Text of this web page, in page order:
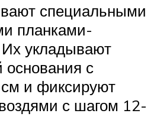
специальными
планками-
укладывают
основания с
и фиксируют
с шагом 12-